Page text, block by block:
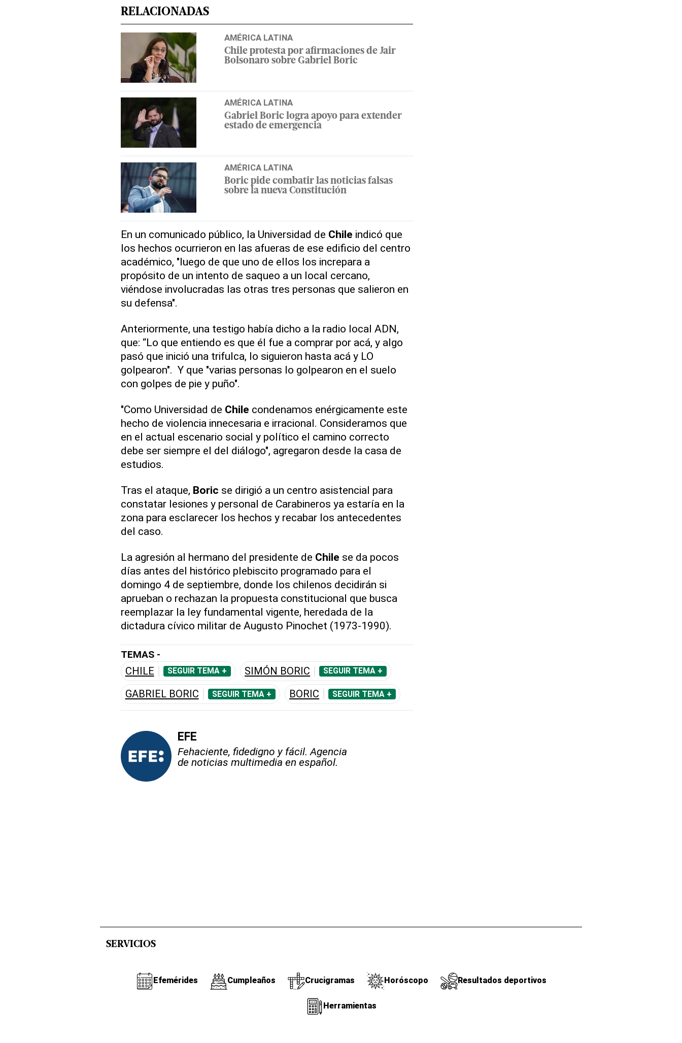
RELACIONADAS
AMÉRICA LATINA
Chile protesta por afirmaciones de Jair
Bolsonaro sobre Gabriel Boric
AMÉRICA LATINA
Gabriel Boric logra apoyo para extender
estado de emergencia
AMÉRICA LATINA
Boric pide combatir las noticias falsas
sobre la nueva Constitución
En un comunicado público, la Universidad de Chile indicó que
los hechos ocurrieron en las afueras de ese edificio del centro
académico, "luego de que uno de ellos los increpara a
propósito de un intento de saqueo a un local cercano,
viéndose involucradas las otras tres personas que salieron en
su defensa".
Anteriormente, una testigo había dicho a la radio local ADN,
que: “Lo que entiendo es que él fue a comprar por acá, y algo
pasó que inició una trifulca, lo siguieron hasta acá y LO
golpearon". Y que "varias personas lo golpearon en el suelo
con golpes de pie y puño".
"Como Universidad de Chile condenamos enérgicamente este
hecho de violencia innecesaria e irracional. Consideramos que
en el actual escenario social y político el camino correcto
debe ser siempre el del diálogo", agregaron desde la casa de
estudios.
Tras el ataque, Boric se dirigió a un centro asistencial para
constatar lesiones y personal de Carabineros ya estaría en la
zona para esclarecer los hechos y recabar los antecedentes
del caso.
La agresión al hermano del presidente de Chile se da pocos
días antes del histórico plebiscito programado para el
domingo 4 de septiembre, donde los chilenos decidirán si
aprueban o rechazan la propuesta constitucional que busca
reemplazar la ley fundamental vigente, heredada de la
dictadura cívico militar de Augusto Pinochet (1973-1990).
TEMAS -
CHILE SEGUIR TEMA + SIMÓN BORIC SEGUIR TEMA +
GABRIEL BORIC SEGUIR TEMA + BORIC SEGUIR TEMA +
EFE
Fehaciente, fidedigno y fácil. Agencia
de noticias multimedia en español.
SERVICIOS
Efemérides Cumpleaños Crucigramas Horóscopo Resultados deportivos
Herramientas